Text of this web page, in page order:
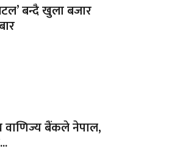
बन्दै खुला बजार
वाणिज्य बैंकले नेपाल,